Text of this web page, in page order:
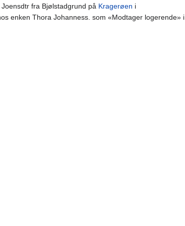
fra Bjølstadgrund på Kragerøen i
enken Thora Johanness. som «Modtager logerende» i